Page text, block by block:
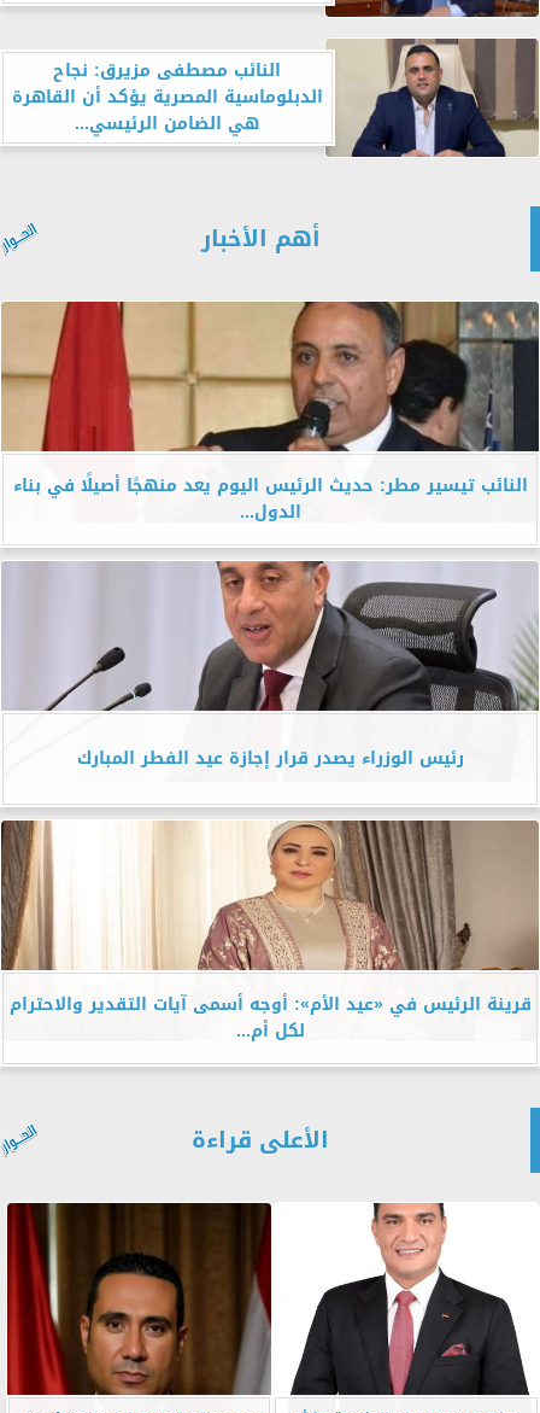
النائب مصطفى مزيرق: نجاح
الدبلوماسية المصرية يؤكد أن القاهرة
هي الضامن الرئيسي...
أهم الأخبار
النائب تيسير مطر: حديث الرئيس اليوم يعد منهجًا أصيلًا في بناء
الدول...
رئيس الوزراء يصدر قرار إجازة عيد الفطر المبارك
قرينة الرئيس في «عيد الأم»: أوجه أسمى آيات التقدير والاحترام
لكل أم...
الأعلى قراءة